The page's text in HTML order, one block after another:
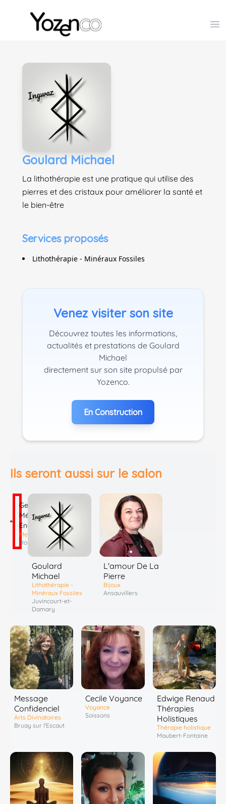
Yozenco - Organisateur de Salons, Evénements et
Goulard Michael
La lithothérapie est une pratique qui utilise des
pierres et des cristaux pour améliorer la santé et
le bien-être
Services proposés
Lithothérapie - Minéraux Fossiles
Venez visiter son site
Découvrez toutes les informations,
actualités et prestations de Goulard
Michael
directement sur son site propulsé par
Yozenco.
En Construction
Ils seront aussi sur le salon
Georges
Médium
Energies
Mediumnité
Houdain
Goulard
Michael
Lithothérapie -
Minéraux Fossiles
Juvincourt-et-
Damary
L'amour De La
Pierre
Bijoux
Ansauvillers
Message
Confidenciel
Arts Divinatoires
Bruay sur l'Escaut
Cecile Voyance
Voyance
Soissons
Edwige Renaud
Thérapies
Holistiques
Thérapie holistique
Maubert-Fontaine